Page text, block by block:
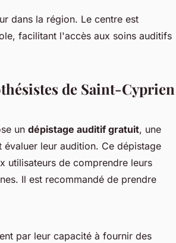
dans la région. Le centre est
facilitant l'accès aux soins auditifs
de Saint-Cyprien
un dépistage auditif gratuit, une
leur audition. Ce dépistage
utilisateurs de comprendre leurs
Il est recommandé de prendre
par leur capacité à fournir des